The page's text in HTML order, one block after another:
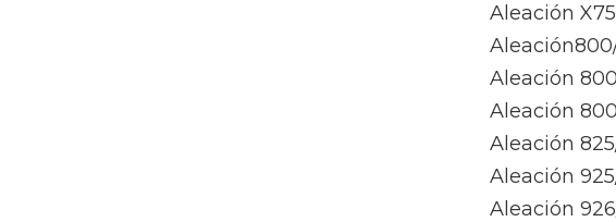
Aleación
Aleación
Aleación
Aleación
Aleación
Aleación